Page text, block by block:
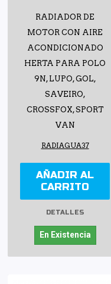
RADIADOR DE
MOTOR CON AIRE
ACONDICIONADO
HERTA PARA POLO
9N, LUPO, GOL,
SAVEIRO,
CROSSFOX, SPORT
VAN
RADIAGUA37
AÑADIR AL
CARRITO
DETALLES
En Existencia